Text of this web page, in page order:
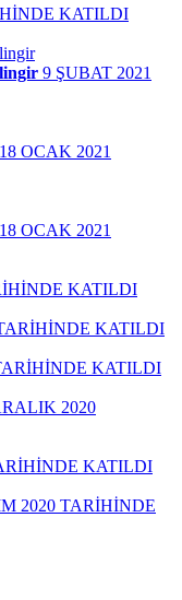
KATILDI
9 ŞUBAT 2021
18 OCAK 2021
18 OCAK 2021
KATILDI
KATILDI
KATILDI
2020
KATILDI
2020 TARİHİNDE